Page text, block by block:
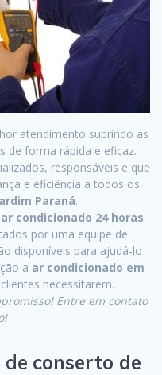
atendimento suprindo as
de forma rápida e eficaz.
responsáveis e que
e eficiência a todos os
Paraná.
condicionado 24 horas
por uma equipe de
disponíveis para ajudá-lo
a ar condicionado em
necessitarem.
Entre em contato
de conserto de